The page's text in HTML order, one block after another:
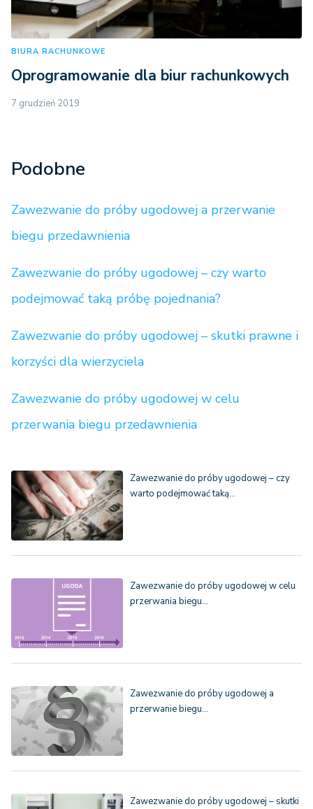
BIURA RACHUNKOWE
Oprogramowanie dla biur rachunkowych
7 grudzień 2019
Podobne
Zawezwanie do próby ugodowej a przerwanie
biegu przedawnienia
Zawezwanie do próby ugodowej – czy warto
podejmować taką próbę pojednania?
Zawezwanie do próby ugodowej – skutki prawne i
korzyści dla wierzyciela
Zawezwanie do próby ugodowej w celu
przerwania biegu przedawnienia
Zawezwanie do próby ugodowej – czy
warto podejmować taką…
Zawezwanie do próby ugodowej w celu
przerwania biegu…
Zawezwanie do próby ugodowej a
przerwanie biegu…
Zawezwanie do próby ugodowej – skutki